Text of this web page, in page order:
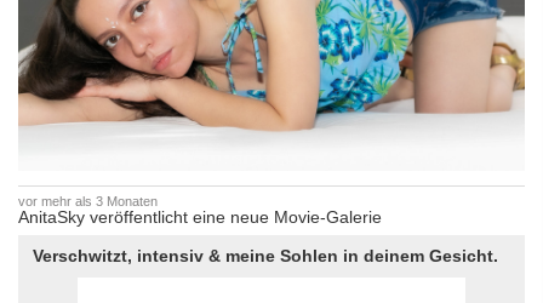
vor mehr als 3 Monaten
AnitaSky veröffentlicht eine neue Movie-Galerie
Verschwitzt, intensiv & meine Sohlen in deinem Gesicht.